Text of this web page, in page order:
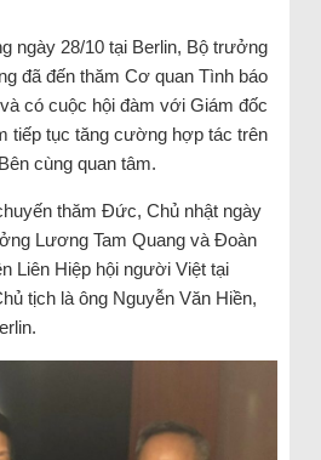
ngày 28/10 tại Berlin, Bộ trưởng
đã đến thăm Cơ quan Tình báo
có cuộc hội đàm với Giám đốc
tiếp tục tăng cường hợp tác trên
cùng quan tâm.
thăm Đức, Chủ nhật ngày
Lương Tam Quang và Đoàn
Liên Hiệp hội người Việt tại
tịch là ông Nguyễn Văn Hiền,